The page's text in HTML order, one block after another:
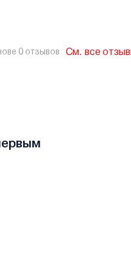
0 отзывов См. все